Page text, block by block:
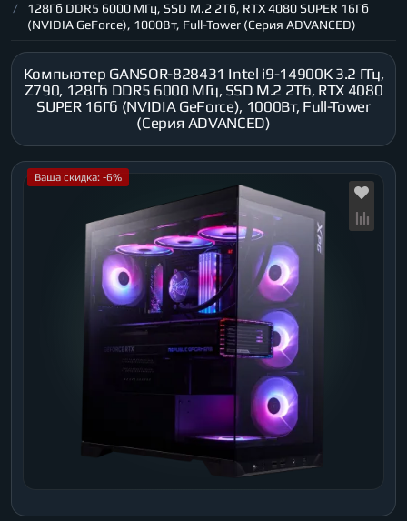
128Гб DDR5 6000 МГц, SSD M.2 2Тб, RTX 4080 SUPER 16Гб
(NVIDIA GeForce), 1000Вт, Full-Tower (Серия ADVANCED)
Компьютер GANSOR-828431 Intel i9-14900K 3.2 ГГц,
Z790, 128Гб DDR5 6000 МГц, SSD M.2 2Тб, RTX 4080
SUPER 16Гб (NVIDIA GeForce), 1000Вт, Full-Tower
(Серия ADVANCED)
Ваша скидка: -6%